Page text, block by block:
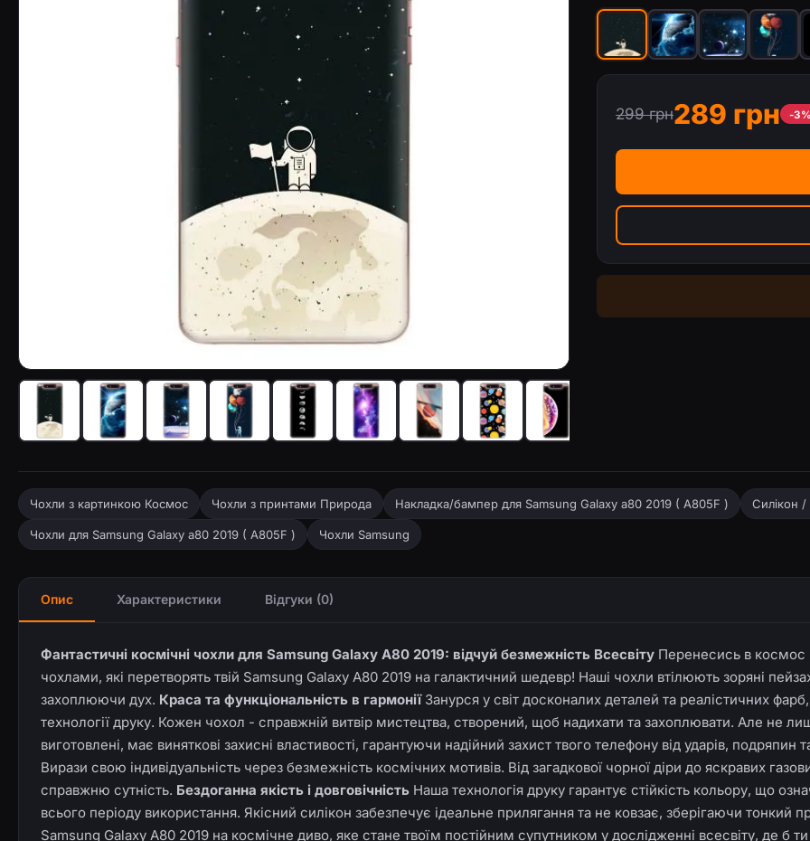
Чохол з принтом «На місяці» для Samsung Galaxy a80 2019 ( A805F ) Чохол з принтом «Земля з космоса»
299 грн289 грн -3%
Чохли з картинкою Космос Чохли з принтами Природа Накладка/бампер для Samsung Galaxy a80 2019 ( A805F ) Силікон /
Чохли для Samsung Galaxy a80 2019 ( A805F ) Чохли Samsung
Опис Характеристики Відгуки (0)
Фантастичні космічні чохли для Samsung Galaxy A80 2019: відчуй безмежність Всесвіту Перенесись в
чохлами, які перетворять твій Samsung Galaxy A80 2019 на галактичний шедевр! Наші чохли втілюють зоряні
захоплюючи дух. Краса та функціональність в гармоніїЗанурся у світ досконалих деталей та реалістичних
технології друку. Кожен чохол - справжній витвір мистецтва, створений, щоб надихати та захоплювати. Але не
виготовлені, має виняткові захисні властивості, гарантуючи надійний захист твого телефону від ударів, подряпин
Вирази свою індивідуальність через безмежність космічних мотивів. Від загадкової чорної діри до яскравих
справжню сутність. Бездоганна якість і довговічність Наша технологія друку гарантує стійкість кольору, що
всього періоду використання. Якісний силікон забезпечує ідеальне прилягання та не ковзає, зберігаючи тонкий
Samsung Galaxy A80 2019 на космічне диво, яке стане твоїм постійним супутником у дослідженні всесвіту, де б